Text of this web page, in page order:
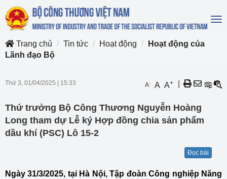
Trang chủ
Tin tức Hoạt động
Hoạt động của
Lãnh đạo Bộ
Thứ 3, 01/04/2025 15:33 A- A A+
Thứ trưởng Bộ Công Thương Nguyễn Hoàng
Long tham dự Lễ ký Hợp đồng chia sản phẩm
dầu khí (PSC) Lô 15-2
Đọc bài
Ngày 31/3/2025, tại Hà Nội, Tập đoàn Công nghiệp Năng